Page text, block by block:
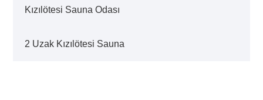
Kızılötesi Sauna Odası
2 Uzak Kızılötesi Sauna